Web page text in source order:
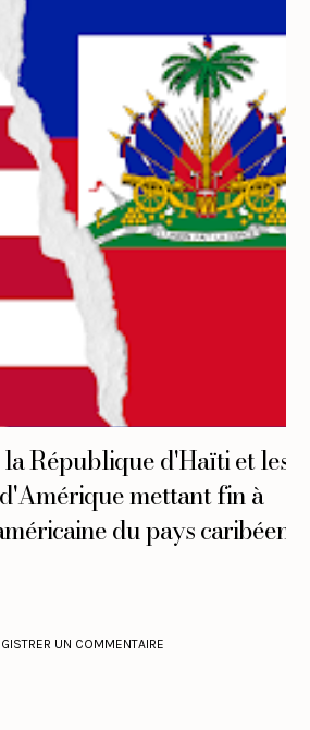
République d'Haïti et les
mettant fin à
du pays caribéen
UN COMMENTAIRE